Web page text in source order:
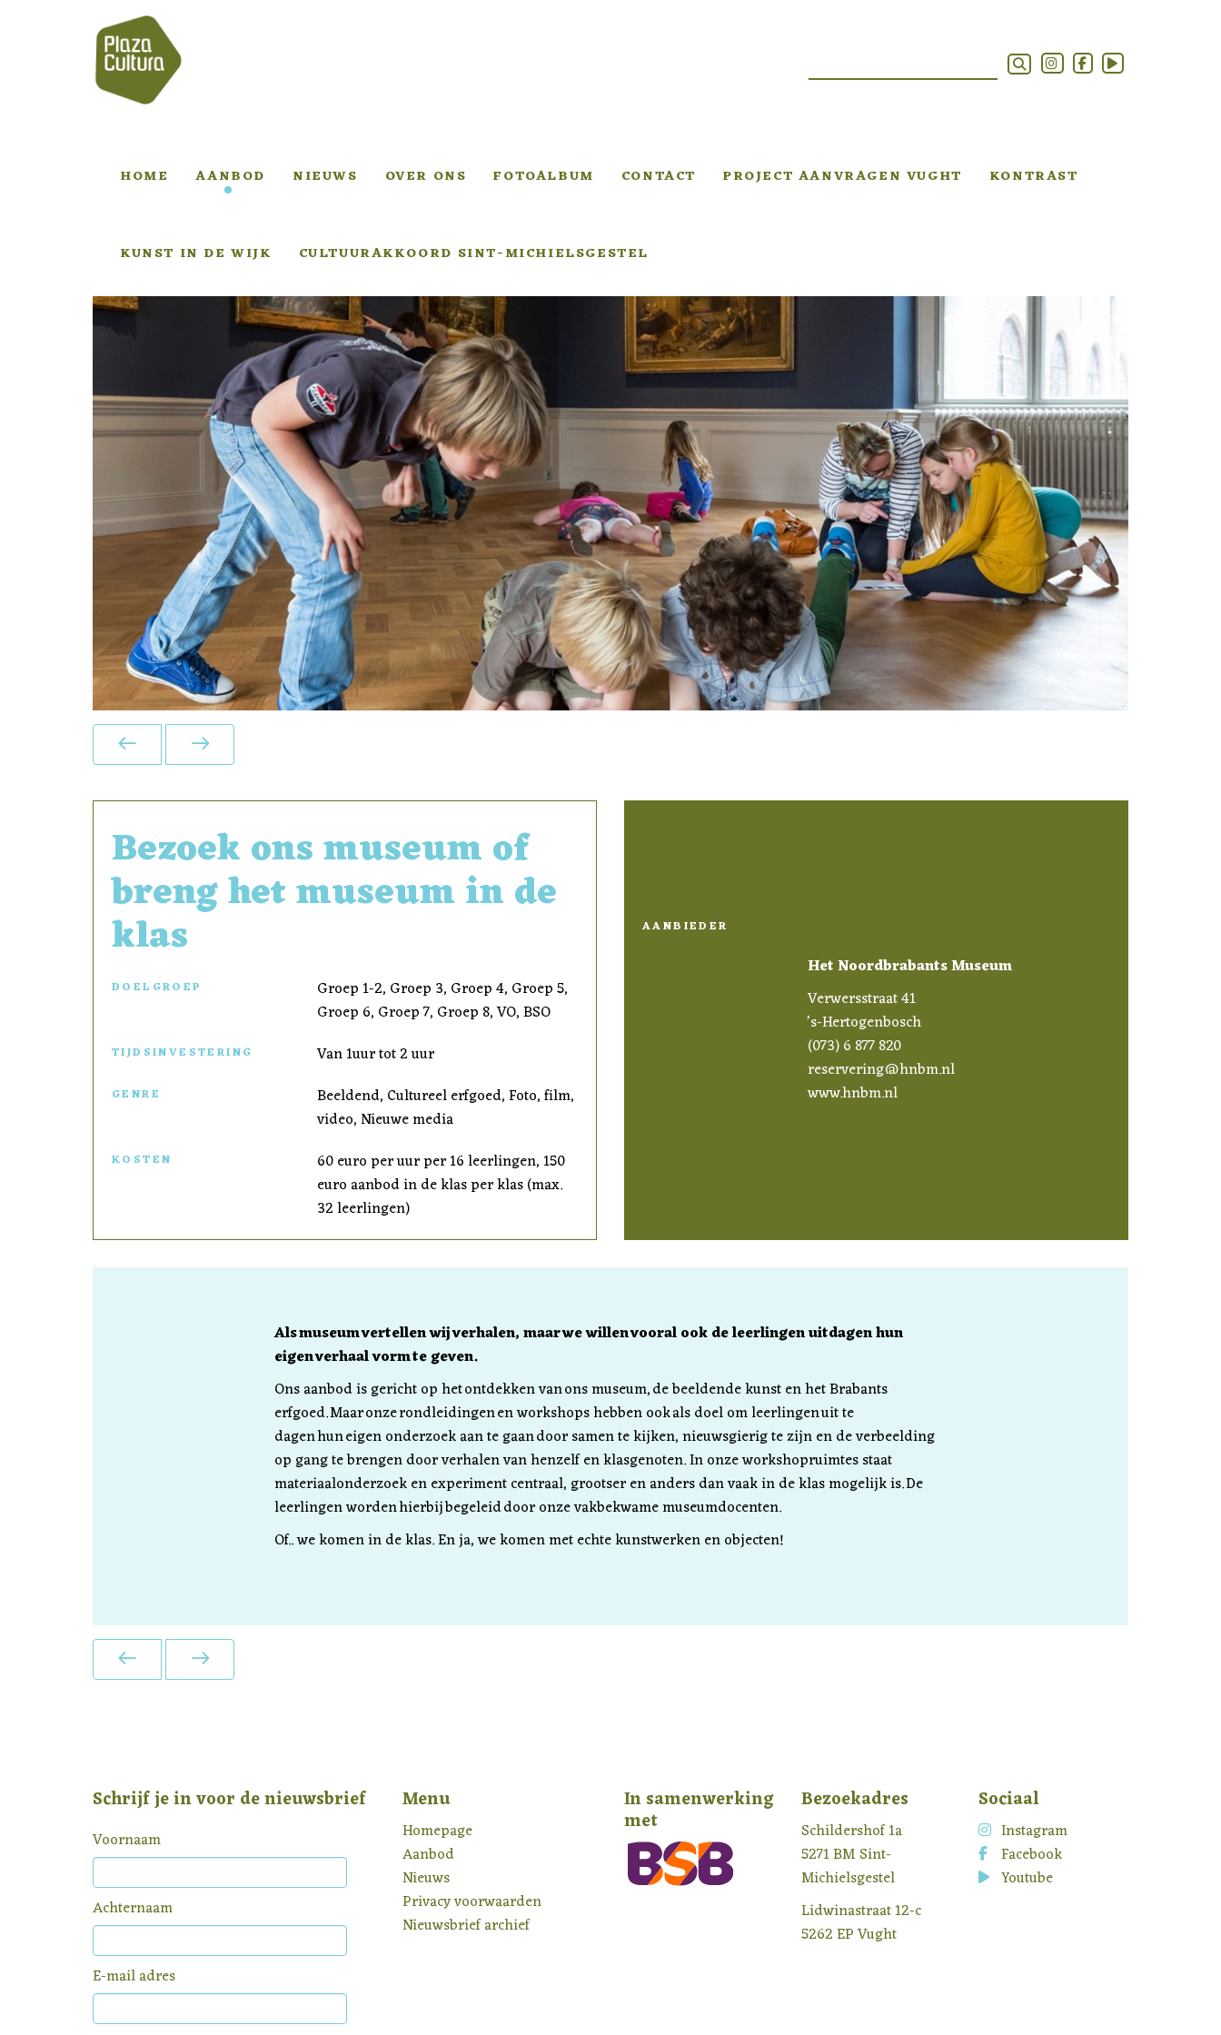
HOME AANBOD NIEUWS OVER ONS FOTOALBUM CONTACT PROJECT AANVRAGEN VUGHT KONTRAST
KUNST IN DE WIJK CULTUURAKKOORD SINT-MICHIELSGESTEL
Bezoek ons museum of
breng het museum in de
klas
DOELGROEP
Groep 1-2, Groep 3, Groep 4, Groep 5,
Groep 6, Groep 7, Groep 8, VO, BSO
TIJDSINVESTERING Van 1uur tot 2 uur
GENRE
Beeldend, Cultureel erfgoed, Foto, film,
video, Nieuwe media
KOSTEN
60 euro per uur per 16 leerlingen, 150
euro aanbod in de klas per klas (max.
32 leerlingen)
AANBIEDER
Het Noordbrabants Museum
Verwersstraat 41
's-Hertogenbosch
(073) 6 877 820
reservering@hnbm.nl
www.hnbm.nl
Als museum vertellen wij verhalen, maar we willen vooral ook de leerlingen uitdagen hun
eigen verhaal vorm te geven.
Ons aanbod is gericht op het ontdekken van ons museum, de beeldende kunst en het Brabants
erfgoed. Maar onze rondleidingen en workshops hebben ook als doel om leerlingen uit te
dagen hun eigen onderzoek aan te gaan door samen te kijken, nieuwsgierig te zijn en de verbeelding
op gang te brengen door verhalen van henzelf en klasgenoten. In onze workshopruimtes staat
materiaalonderzoek en experiment centraal, grootser en anders dan vaak in de klas mogelijk is. De
leerlingen worden hierbij begeleid door onze vakbekwame museumdocenten.
Of.. we komen in de klas. En ja, we komen met echte kunstwerken en objecten!
Schrijf je in voor de nieuwsbrief
Voornaam
Achternaam
E-mail adres
Menu
Homepage
Aanbod
Nieuws
Privacy voorwaarden
Nieuwsbrief archief
In samenwerking
met
Bezoekadres
Schildershof 1a
5271 BM Sint-
Michielsgestel
Lidwinastraat 12-c
5262 EP Vught
Sociaal
Instagram
Facebook
Youtube